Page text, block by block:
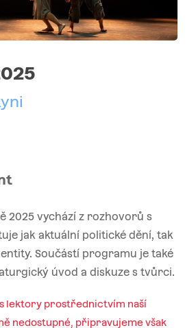
2025 vychází z rozhovorů s
jak aktuální politické dění, tak
Součástí programu je také
úvod a diskuze s tvůrci.
lektory prostřednictvím naší
nedostupné, připravujeme však